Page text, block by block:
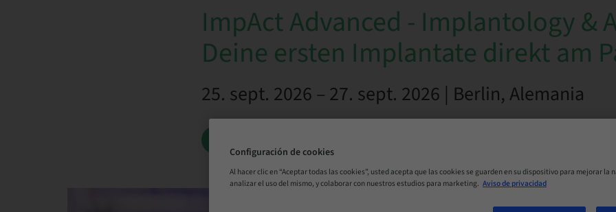
ImpAct Advanced - Implantology &
Deine ersten Implantate direkt am
25. sept. 2026 – 27. sept. 2026 | Berlin, Alemania
Configuración de cookies
Al hacer clic en “Aceptar todas las cookies”, usted acepta que las cookies se guarden en su dispositivo para mejorar la
analizar el uso del mismo, y colaborar con nuestros estudios para marketing. Aviso de privacidad